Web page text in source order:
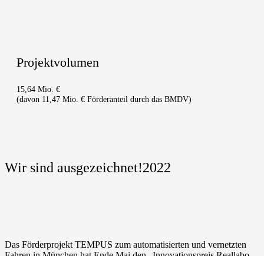
Pro­jekt­vo­lu­men
15,64 Mio. €
(davon 11,47 Mio. € För­der­an­teil durch das BMDV)
Wir sind ausgezeichnet!2022
Das För­der­pro­jekt TEMPUS zum auto­ma­ti­sier­ten und ver­netz­ten